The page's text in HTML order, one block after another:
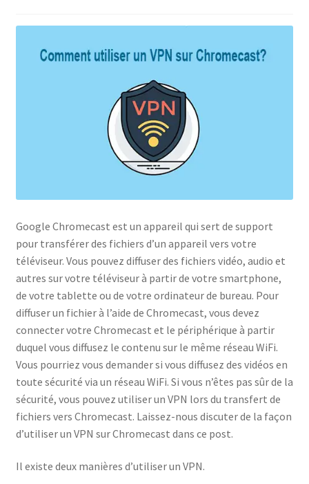
My account
Politique de confidentialité
Politique de confidentialité
Politique des cookies
Google Chromecast est un appareil qui sert de support
pour transférer des fichiers d’un appareil vers votre
téléviseur. Vous pouvez diffuser des fichiers vidéo, audio et
autres sur votre téléviseur à partir de votre smartphone,
de votre tablette ou de votre ordinateur de bureau. Pour
diffuser un fichier à l’aide de Chromecast, vous devez
connecter votre Chromecast et le périphérique à partir
duquel vous diffusez le contenu sur le même réseau WiFi.
Vous pourriez vous demander si vous diffusez des vidéos en
toute sécurité via un réseau WiFi. Si vous n’êtes pas sûr de la
sécurité, vous pouvez utiliser un VPN lors du transfert de
fichiers vers Chromecast. Laissez-nous discuter de la façon
d’utiliser un VPN sur Chromecast dans ce post.
Il existe deux manières d’utiliser un VPN.